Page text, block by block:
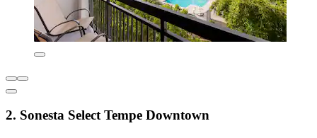
2. Sonesta Select Tempe Downtown